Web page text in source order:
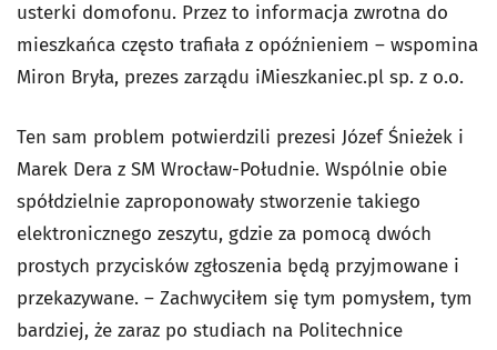
usterki domofonu. Przez to informacja zwrotna do
mieszkańca często trafiała z opóźnieniem – wspomina
Miron Bryła, prezes zarządu iMieszkaniec.pl sp. z o.o.
Ten sam problem potwierdzili prezesi Józef Śnieżek i
Marek Dera z SM Wrocław-Południe. Wspólnie obie
spółdzielnie zaproponowały stworzenie takiego
elektronicznego zeszytu, gdzie za pomocą dwóch
prostych przycisków zgłoszenia będą przyjmowane i
przekazywane. – Zachwyciłem się tym pomysłem, tym
bardziej, że zaraz po studiach na Politechnice